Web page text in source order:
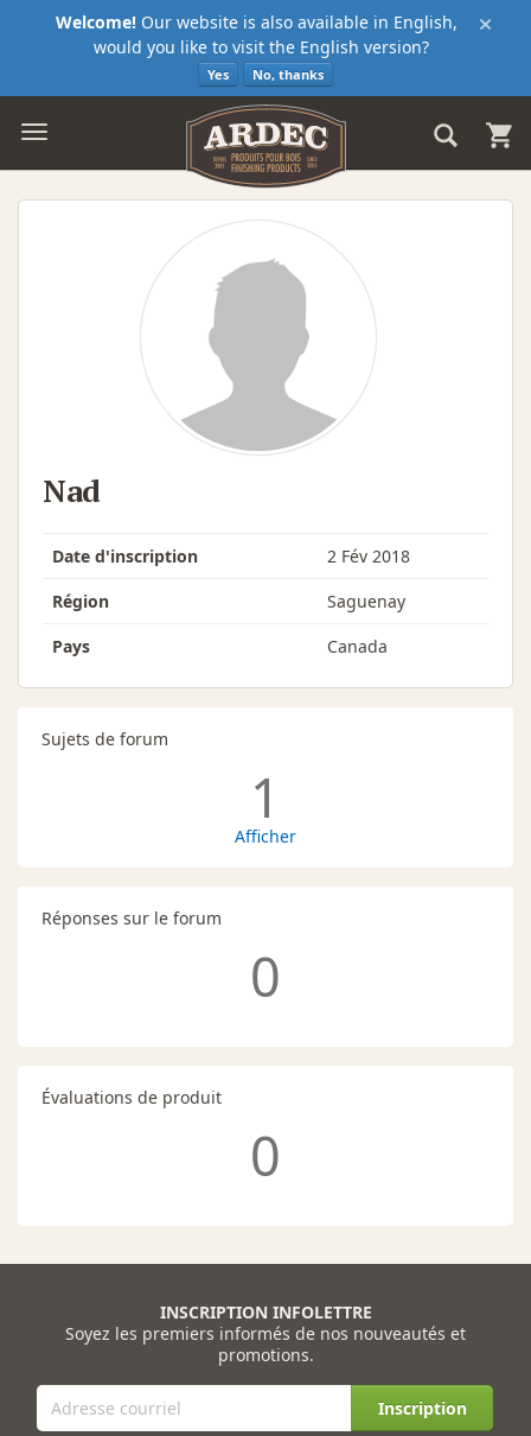
×
Welcome! Our website is also available in English,
would you like to visit the English version?
Yes No, thanks
Nad
Date d'inscription
2 Fév 2018
Région
Saguenay
Pays
Canada
Sujets de forum
1
Afficher
Réponses sur le forum
0
Évaluations de produit
0
INSCRIPTION INFOLETTRE
Soyez les premiers informés de nos nouveautés et
promotions.
Inscription